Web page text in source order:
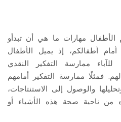
الأطفال مهارات ما هي أن تبدأو
أطفالكم، إذ يميل الأطفال
ممارسة التفكير النقدي
فمثلًا ممارسة التفكير أمامهم
والوصول إلى الاستنتاجات،
من ناحية صحة هذه الأشياء أو